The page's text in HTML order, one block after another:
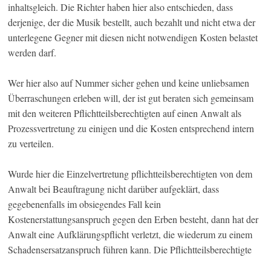
inhaltsgleich. Die Richter haben hier also entschieden, dass
derjenige, der die Musik bestellt, auch bezahlt und nicht etwa der
unterlegene Gegner mit diesen nicht notwendigen Kosten belastet
werden darf.
Wer hier also auf Nummer sicher gehen und keine unliebsamen
Überraschungen erleben will, der ist gut beraten sich gemeinsam
mit den weiteren Pflichtteilsberechtigten auf einen Anwalt als
Prozessvertretung zu einigen und die Kosten entsprechend intern
zu verteilen.
Wurde hier die Einzelvertretung pflichtteilsberechtigten von dem
Anwalt bei Beauftragung nicht darüber aufgeklärt, dass
gegebenenfalls im obsiegendes Fall kein
Kostenerstattungsanspruch gegen den Erben besteht, dann hat der
Anwalt eine Aufklärungspflicht verletzt, die wiederum zu einem
Schadensersatzanspruch führen kann. Die Pflichtteilsberechtigte